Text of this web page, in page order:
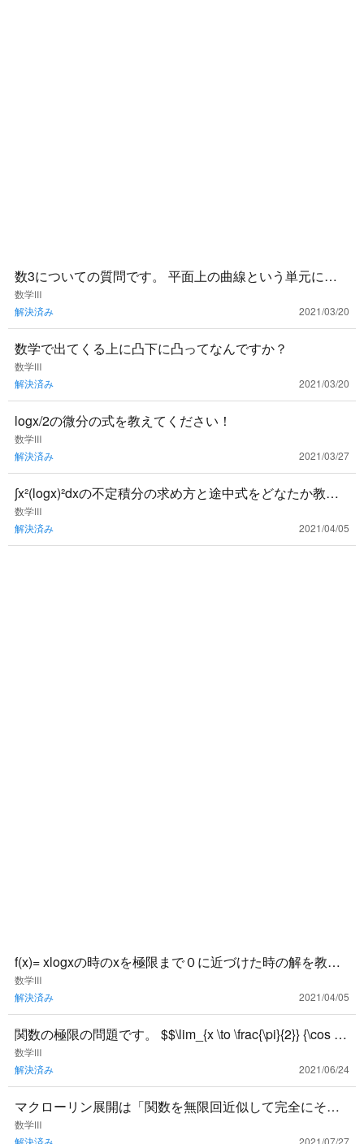
数3についての質問です。 平面上の曲線という単元に出
てくる離心率？というものはどんな時に使えば良いので
しょうか？ 使い所
数学Ⅲ
解決済み
2021/03/20
数学で出てくる上に凸下に凸ってなんですか？
数学Ⅲ
解決済み
2021/03/20
logx/2の微分の式を教えてください！
数学Ⅲ
解決済み
2021/03/27
∫x²(logx)²dxの不定積分の求め方と途中式をどなたか教え
てください。
数学Ⅲ
解決済み
2021/04/05
f(x)= xlogxの時のxを極限まで０に近づけた時の解を教え
てください！不定形の極限が分かりません。
数学Ⅲ
解決済み
2021/04/05
関数の極限の問題です。 $$\lim_{x \to \frac{\pi}{2}} {\cos 3
x}{\tan 5x}$
数学Ⅲ
解決済み
2021/06/24
マクローリン展開は「関数を無限回近似して完全にその
関数と一致するように係数をあわせる」という解釈で良
数学Ⅲ
解決済み
2021/07/27